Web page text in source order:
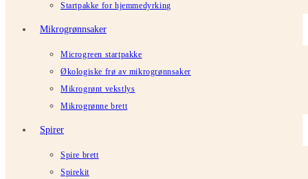
Startpakke for hjemmedyrking
Mikrogrønnsaker
Microgreen startpakke
Økologiske frø av mikrogrønnsaker
Mikrogrønt vekstlys
Mikrogrønne brett
Spirer
Spire brett
Spirekit